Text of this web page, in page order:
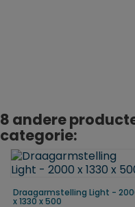
8 andere
categorie:
Draagarmstelling Light -
x 1330 x 500